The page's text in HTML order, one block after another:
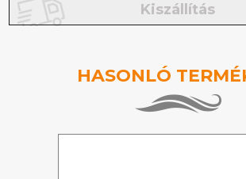
Kiszállítás
HASONLÓ